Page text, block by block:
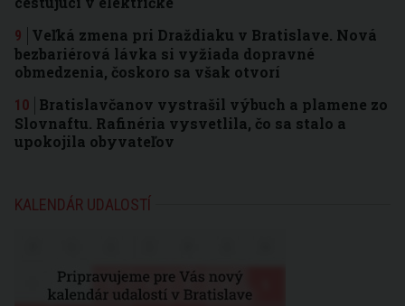
Veľká zmena pri Draždiaku v Bratislave. Nová
bezbariérová lávka si vyžiada dopravné
obmedzenia, čoskoro sa však otvorí
Bratislavčanov vystrašil výbuch a plamene zo
Slovnaftu. Rafinéria vysvetlila, čo sa stalo a
upokojila obyvateľov
KALENDÁR UDALOSTÍ